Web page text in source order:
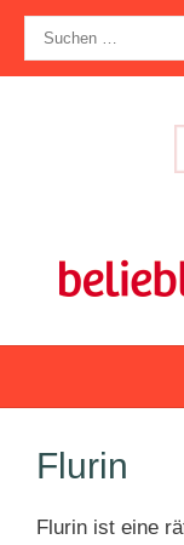
Zum
Inhalt
springen
nach:
Flurin
Flurin ist eine